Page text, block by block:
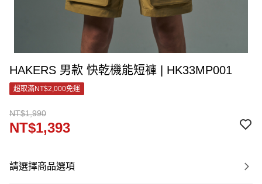
HAKERS 男款 快乾機能短褲 | HK33MP001
超取滿NT$2,000免運
NT$1,990
NT$1,393
請選擇商品選項